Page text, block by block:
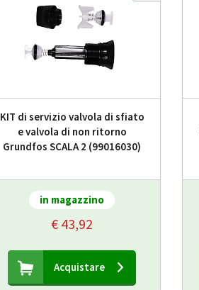
KIT di servizio valvola di sfiato
e valvola di non ritorno
Grundfos SCALA 2 (99016030)
in magazzino
€ 43,92
Acquistare